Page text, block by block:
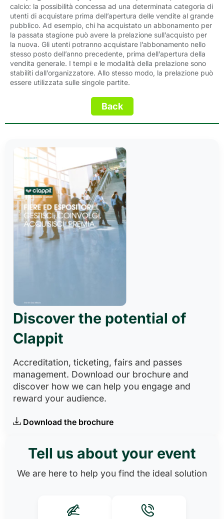
calcio: la possibilità concessa ad una determinata categoria di
utenti di acquistare prima dell’apertura delle vendite al grande
pubblico. Ad esempio, chi ha acquistato un abbonamento per
la passata stagione può avere la prelazione sull’acquisto per
la nuova. Gli utenti potranno acquistare l’abbonamento nello
stesso posto dell’anno precedente, prima dell’apertura della
vendita generale. I tempi e le modalità della prelazione sono
stabiliti dall’organizzatore. Allo stesso modo, la prelazione può
essere utilizzata sulle singole partite.
Discover the potential of
Clappit
Accreditation, ticketing, fairs and passes
management. Download our brochure and
discover how we can help you engage and
reward your audience.
Download the brochure
Tell us about your event
We are here to help you find the ideal solution